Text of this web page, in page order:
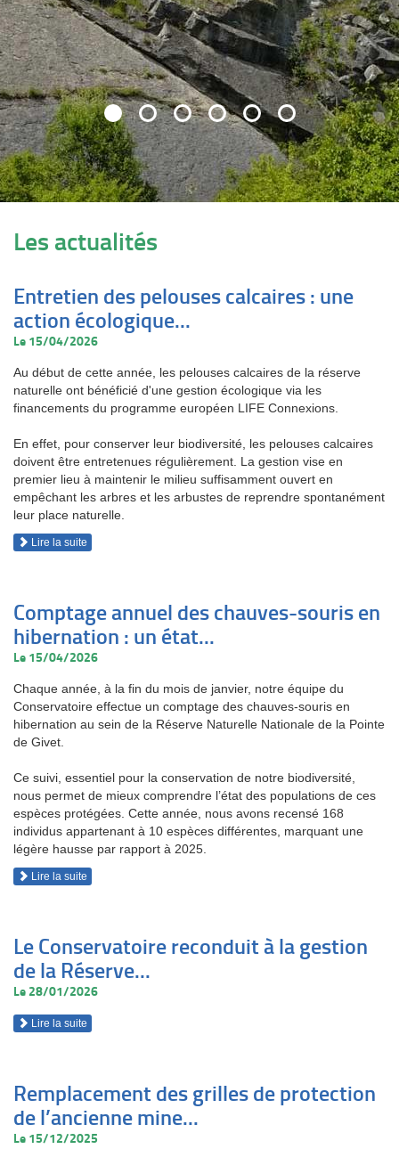
Les actualités
Entretien des pelouses calcaires : une
action écologique...
Le 15/04/2026
Au début de cette année, les pelouses calcaires de la réserve
naturelle ont bénéficié d'une gestion écologique via les
financements du programme européen LIFE Connexions.
En effet, pour conserver leur biodiversité, les pelouses calcaires
doivent être entretenues régulièrement. La gestion vise en
premier lieu à maintenir le milieu suffisamment ouvert en
empêchant les arbres et les arbustes de reprendre spontanément
leur place naturelle.
Lire la suite
Comptage annuel des chauves-souris en
hibernation : un état...
Le 15/04/2026
Chaque année, à la fin du mois de janvier, notre équipe du
Conservatoire effectue un comptage des chauves-souris en
hibernation au sein de la Réserve Naturelle Nationale de la Pointe
de Givet.
Ce suivi, essentiel pour la conservation de notre biodiversité,
nous permet de mieux comprendre l’état des populations de ces
espèces protégées. Cette année, nous avons recensé 168
individus appartenant à 10 espèces différentes, marquant une
légère hausse par rapport à 2025.
Lire la suite
Le Conservatoire reconduit à la gestion
de la Réserve...
Le 28/01/2026
Lire la suite
Remplacement des grilles de protection
de l’ancienne mine...
Le 15/12/2025